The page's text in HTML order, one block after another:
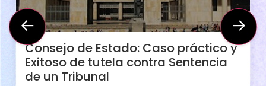
Consejo de Estado: Caso práctico y
Exitoso de tutela contra Sentencia
de un Tribunal